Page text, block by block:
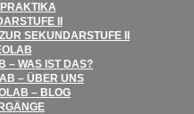
PRAK­TIKA
II
SEKUN­DAR­STUFE II
– WAS IST DAS?
– ÜBER UNS
– BLOG